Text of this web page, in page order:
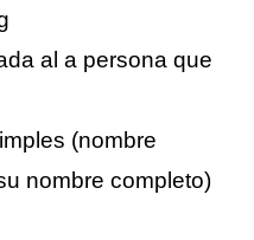
al a persona que
(nombre
nombre completo)